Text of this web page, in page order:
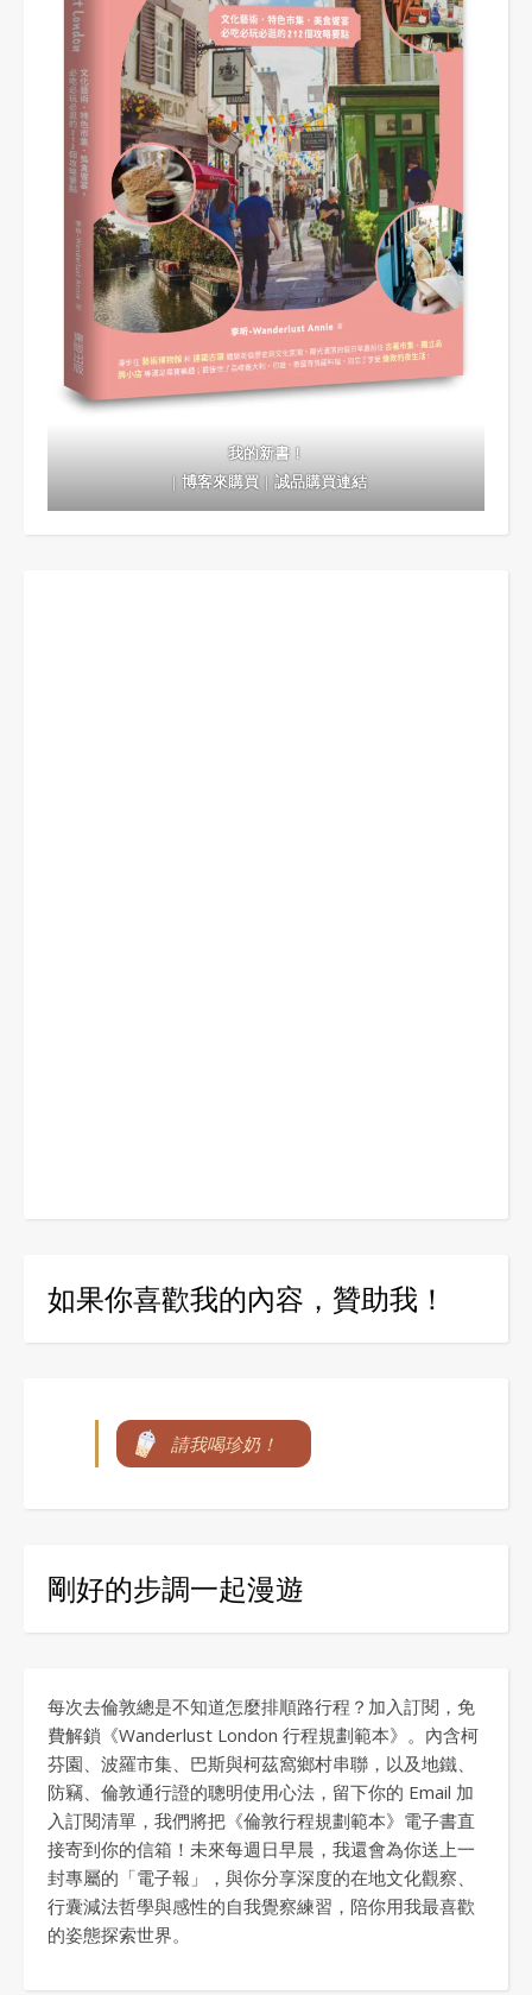
我的新書！
｜博客來購買｜誠品購買連結
如果你喜歡我的內容，贊助我！
請我喝珍奶！
剛好的步調一起漫遊
每次去倫敦總是不知道怎麼排順路行程？加入訂閱，免
費解鎖《Wanderlust London 行程規劃範本》。內含柯
芬園、波羅市集、巴斯與柯茲窩鄉村串聯，以及地鐵、
防竊、倫敦通行證的聰明使用心法，留下你的 Email 加
入訂閱清單，我們將把《倫敦行程規劃範本》電子書直
接寄到你的信箱！未來每週日早晨，我還會為你送上一
封專屬的「電子報」，與你分享深度的在地文化觀察、
行囊減法哲學與感性的自我覺察練習，陪你用我最喜歡
的姿態探索世界。